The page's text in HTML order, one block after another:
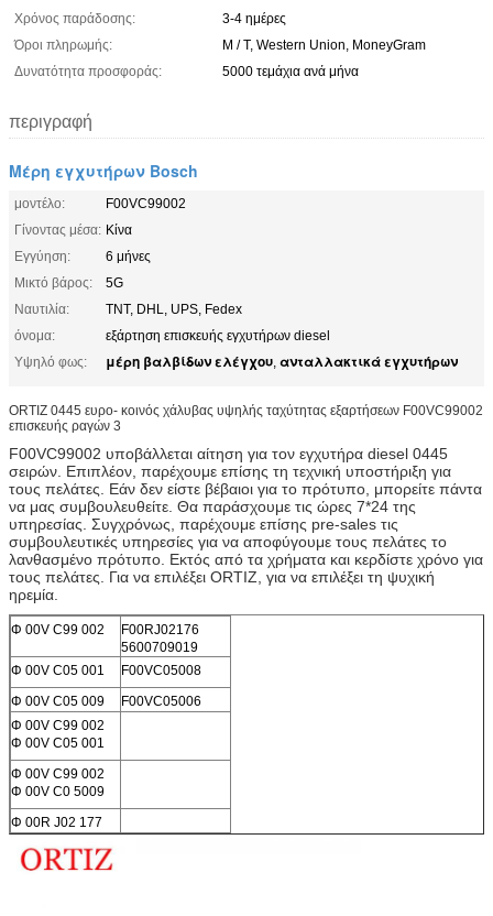
Χρόνος παράδοσης:
3-4 ημέρες
Όροι πληρωμής:
Μ / Τ, Western Union, MoneyGram
Δυνατότητα προσφοράς:
5000 τεμάχια ανά μήνα
περιγραφή
Μέρη εγχυτήρων Bosch
μοντέλο:
F00VC99002
Γίνοντας μέσα: Κίνα
Εγγύηση:
6 μήνες
Μικτό βάρος:
5G
Ναυτιλία:
TNT, DHL, UPS, Fedex
όνομα:
εξάρτηση επισκευής εγχυτήρων diesel
Υψηλό φως:
μέρη βαλβίδων ελέγχου, ανταλλακτικά εγχυτήρων
ORTIZ 0445 ευρο- κοινός χάλυβας υψηλής ταχύτητας εξαρτήσεων F00VC99002
επισκευής ραγών 3
F00VC99002 υποβάλλεται αίτηση για τον εγχυτήρα diesel 0445
σειρών. Επιπλέον, παρέχουμε επίσης τη τεχνική υποστήριξη για
τους πελάτες. Εάν δεν είστε βέβαιοι για το πρότυπο, μπορείτε πάντα
να μας συμβουλευθείτε. Θα παράσχουμε τις ώρες 7*24 της
υπηρεσίας. Συγχρόνως, παρέχουμε επίσης pre-sales τις
συμβουλευτικές υπηρεσίες για να αποφύγουμε τους πελάτες το
λανθασμένο πρότυπο. Εκτός από τα χρήματα και κερδίστε χρόνο για
τους πελάτες. Για να επιλέξει ORTIZ, για να επιλέξει τη ψυχική
ηρεμία.
Φ 00V C99 002
F00RJ02176
5600709019
Φ 00V C05 001
F00VC05008
Φ 00V C05 009
F00VC05006
Φ 00V C99 002
Φ 00V C05 001
Φ 00V C99 002
Φ 00V C0 5009
Φ 00R J02 177